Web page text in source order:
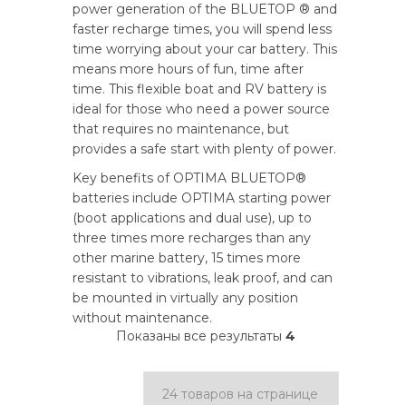
power generation of the BLUETOP ® and
faster recharge times, you will spend less
time worrying about your car battery. This
means more hours of fun, time after
time. This flexible boat and RV battery is
ideal for those who need a power source
that requires no maintenance, but
provides a safe start with plenty of power.
Key benefits of OPTIMA BLUETOP®
batteries include OPTIMA starting power
(boot applications and dual use), up to
three times more recharges than any
other marine battery, 15 times more
resistant to vibrations, leak proof, and can
be mounted in virtually any position
without maintenance.
Показаны все результаты 4